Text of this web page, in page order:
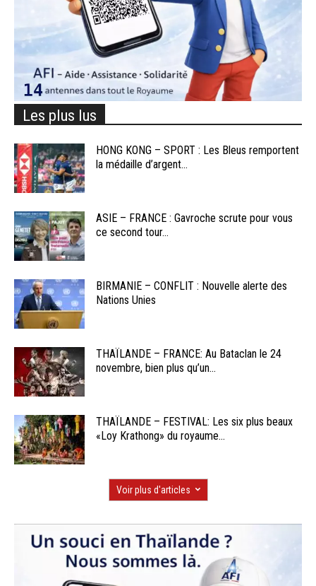
Les plus lus
HONG KONG – SPORT : Les Bleus remportent
la médaille d’argent...
ASIE – FRANCE : Gavroche scrute pour vous
ce second tour...
BIRMANIE – CONFLIT : Nouvelle alerte des
Nations Unies
THAÏLANDE – FRANCE: Au Bataclan le 24
novembre, bien plus qu’un...
THAÏLANDE – FESTIVAL: Les six plus beaux
«Loy Krathong» du royaume...
Voir plus d'articles